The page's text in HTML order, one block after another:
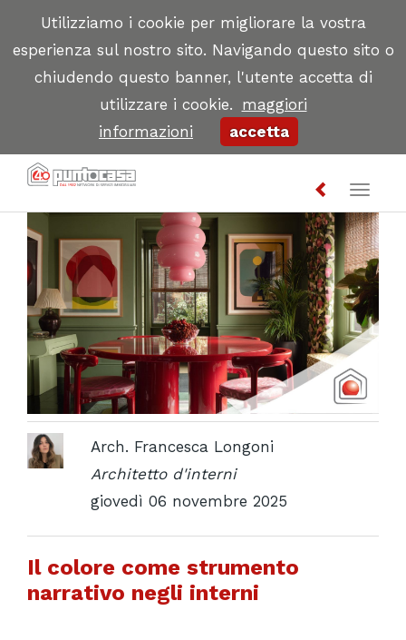
Utilizziamo i cookie per migliorare la vostra
esperienza sul nostro sito. Navigando questo sito o
chiudendo questo banner, l'utente accetta di
utilizzare i cookie. maggiori
informazioni
accetta
Toggle
Arch. Francesca Longoni
Architetto d'interni
giovedì 06 novembre 2025
Il colore come strumento
narrativo negli interni